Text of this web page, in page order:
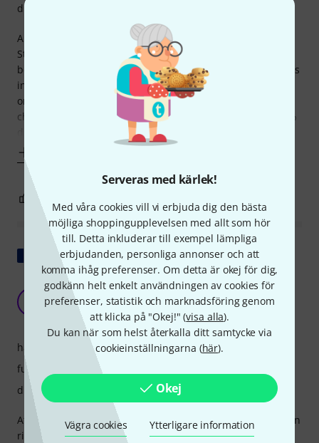
Serveras med kärlek!
Med våra cookies vill vi erbjuda dig den bästa
möjliga shoppingupplevelsen med allt som hör
till. Detta inkluderar till exempel lämpliga
erbjudanden, personliga annonser och att
komma ihåg preferenser. Om detta är okej för dig,
godkänn helt enkelt användningen av cookies för
preferenser, statistik och marknadsföring genom
att klicka på "Okej!" (visa alla).
Du kan när som helst återkalla ditt samtycke via
cookieinställningarna (här).
Okej
Vägra cookies Ytterligare information
An ideal replacement for my existing Stream Deck XL &
Stream Deck + units - offers all the same functionality as
before, including two extra dial controls and 4 extra buttons
in a single unit. Solid quality, if perhaps a teeny weeny bit
on the expensive side (that said, Thomann were the
cheapest retailer I could find, offering approximately a 10%
drift
0
Visa original
Utmärkt produkt som förbättrar
arbetskomforten
Roquette 07.07.2026
Att byta från ett 15-tangenters Stream Deck till det här är en
riktig tidsbesparare i arbetsflöden; jag använder det med
hantverkskvalitet
funktioner
drift